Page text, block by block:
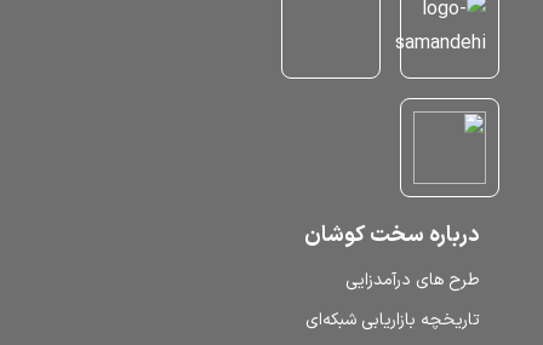
درباره سخت کوشان
طرح‌ های درآمدزایی
تاریخچه بازاریابی شبکه‌ای